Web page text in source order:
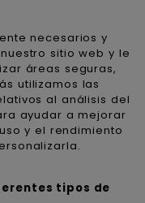
necesarios y
sitio web y le
áreas seguras,
utilizamos las
al análisis del
ayudar a mejorar
y el rendimiento
tipos de